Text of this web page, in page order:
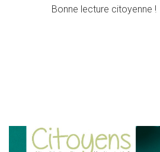
Bonne lecture citoyenne !